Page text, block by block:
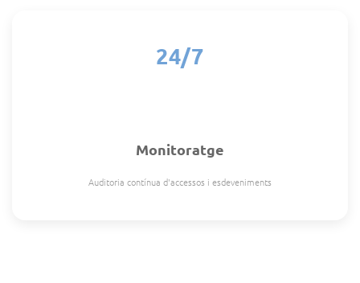
24/7
Monitoratge
Auditoria contínua d'accessos i esdeveniments